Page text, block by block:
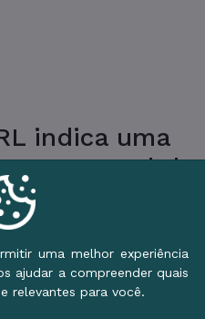
indica uma
no Portal da
para o Início e use o
uma melhor experiência
ajudar a compreender quais
relevantes para você.